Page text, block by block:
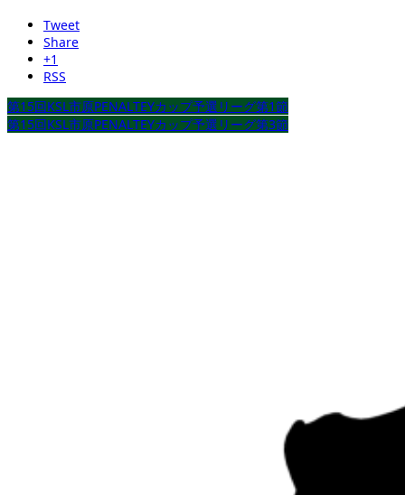
Tweet
Share
+1
RSS
第15回KSL市原PENALTEYカップ予選リーグ第1節
第15回KSL市原PENALTEYカップ予選リーグ第3節